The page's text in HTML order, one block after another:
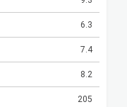
6.3
7.4
8.2
205